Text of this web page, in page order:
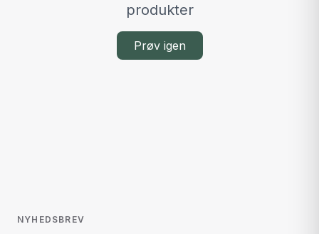
produkter
Prøv igen
NYHEDSBREV